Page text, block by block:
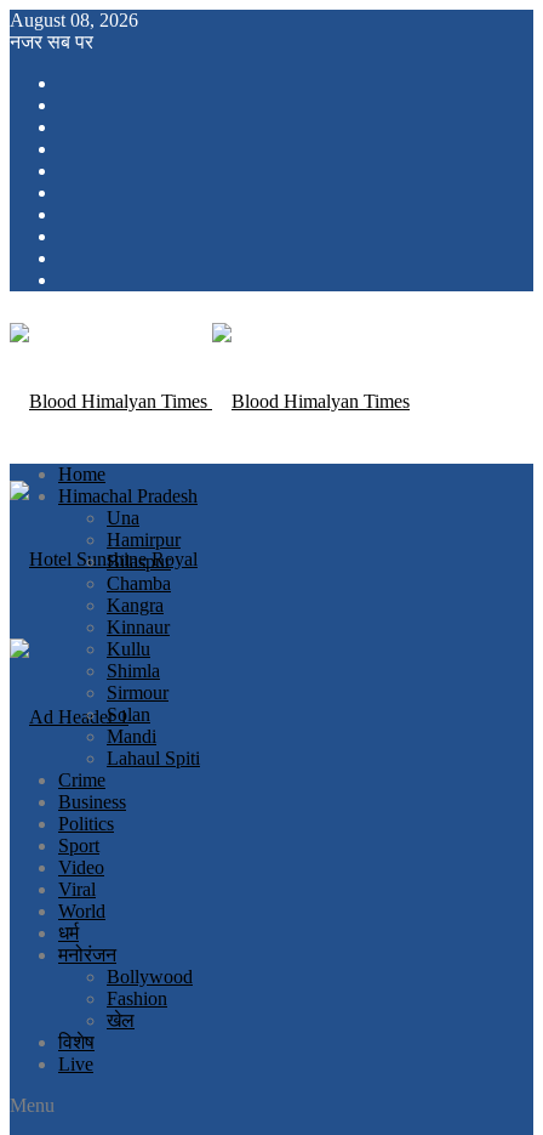
August 08, 2026
नजर सब पर
Home
Himachal Pradesh
Una
Hamirpur
Bilaspur
Chamba
Kangra
Kinnaur
Kullu
Shimla
Sirmour
Solan
Mandi
Lahaul Spiti
Crime
Business
Politics
Sport
Video
Viral
World
धर्म
मनोरंजन
Bollywood
Fashion
खेल
विशेष
Live
Menu